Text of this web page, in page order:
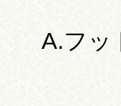
A.フッ